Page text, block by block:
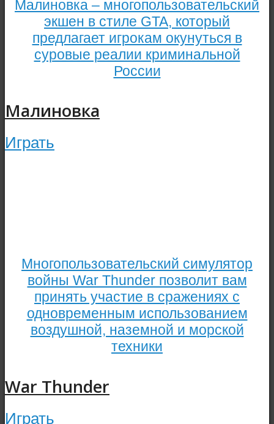
Малиновка – многопользовательский
экшен в стиле GTA, который
предлагает игрокам окунуться в
суровые реалии криминальной
России
Малиновка
Играть
Многопользовательский симулятор
войны War Thunder позволит вам
принять участие в сражениях с
одновременным использованием
воздушной, наземной и морской
техники
War Thunder
Играть